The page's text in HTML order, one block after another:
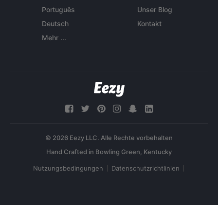
Português
Deutsch
Mehr ...
Unser Blog
Kontakt
© 2026 Eezy LLC. Alle Rechte vorbehalten
Nutzungsbedingungen Datenschutzrichtlinien